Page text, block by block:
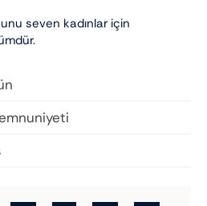
seven kadınlar için